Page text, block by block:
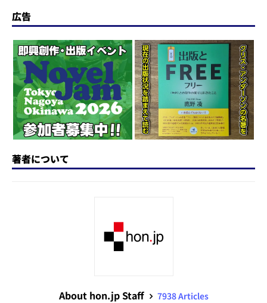
o
d
o
n
s
k
y
e
b
o
o
k
a
d
s
n
a
広告
著者について
About hon.jp Staff
7938 Articles